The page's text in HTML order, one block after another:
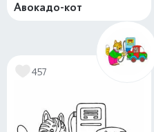
Авокадо-кот
457